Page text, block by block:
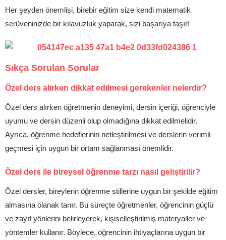
Her şeyden önemlisi, birebir eğitim size kendi matematik
serüveninizde bir kılavuzluk yaparak, sizi başarıya taşır!
Sıkça Sorulan Sorular
Özel ders alırken dikkat edilmesi gerekenler nelerdir?
Özel ders alırken öğretmenin deneyimi, dersin içeriği, öğrenciyle
uyumu ve dersin düzenli olup olmadığına dikkat edilmelidir.
Ayrıca, öğrenme hedeflerinin netleştirilmesi ve derslerin verimli
geçmesi için uygun bir ortam sağlanması önemlidir.
Özel ders ile bireysel öğrenme tarzı nasıl geliştirilir?
Özel dersler, bireylerin öğrenme stillerine uygun bir şekilde eğitim
almasına olanak tanır. Bu süreçte öğretmenler, öğrencinin güçlü
ve zayıf yönlerini belirleyerek, kişiselleştirilmiş materyaller ve
yöntemler kullanır. Böylece, öğrencinin ihtiyaçlarına uygun bir